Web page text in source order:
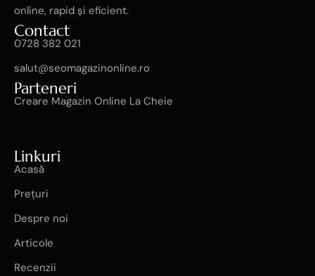
online, rapid și eficient.
Contact
0728 382 021
salut@seomagazinonline.ro
Parteneri
Creare Magazin Online La Cheie
Linkuri
Acasă
Prețuri
Despre noi
Articole
Recenzii